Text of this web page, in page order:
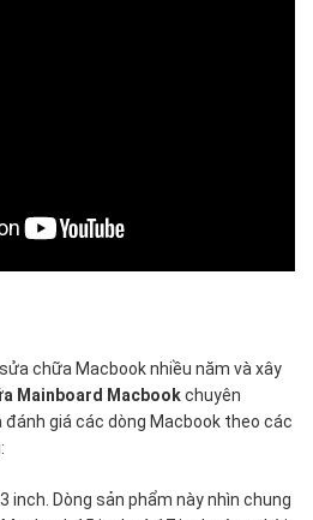
chữa Macbook nhiều năm và xây
Mainboard Macbookchuyên
giá các dòng Macbook theo các
inch. Dòng sản phẩm này nhìn chung